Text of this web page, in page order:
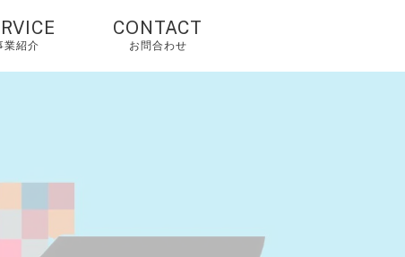
業紹介
輸入代行・アリ
CONTACT
お問合わせ